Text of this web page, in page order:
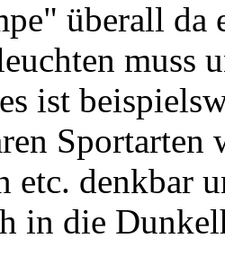
überall da
muss
ist
Sportarten
etc. denkbar
in die